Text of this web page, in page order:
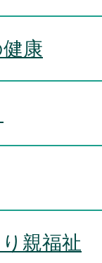
康
親福祉